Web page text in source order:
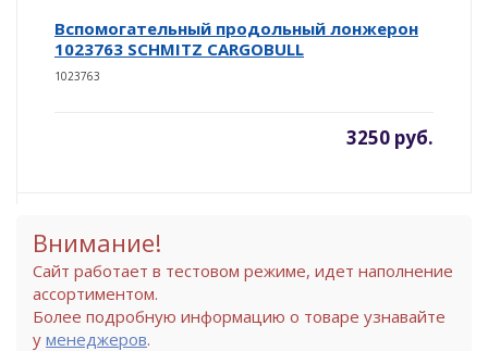
Вспомогательный продольный лонжерон
1023763 SCHMITZ CARGOBULL
1023763
3250 руб.
Внимание!
Сайт работает в тестовом режиме, идет наполнение
ассортиментом.
Более подробную информацию о товаре узнавайте
у менеджеров.